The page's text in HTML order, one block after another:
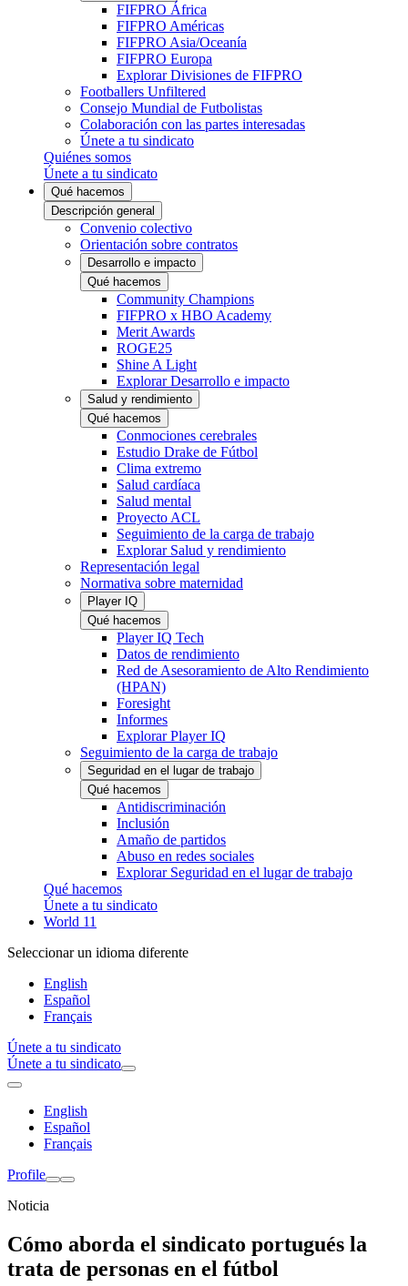
FIFPRO África
FIFPRO Américas
FIFPRO Asia/Oceanía
FIFPRO Europa
Explorar Divisiones de FIFPRO
Footballers Unfiltered
Consejo Mundial de Futbolistas
Colaboración con las partes interesadas
Únete a tu sindicato
Quiénes somos
Únete a tu sindicato
Qué hacemos
Descripción general
Convenio colectivo
Orientación sobre contratos
Desarrollo e impacto
Qué hacemos
Community Champions
FIFPRO x HBO Academy
Merit Awards
ROGE25
Shine A Light
Explorar Desarrollo e impacto
Salud y rendimiento
Qué hacemos
Conmociones cerebrales
Estudio Drake de Fútbol
Clima extremo
Salud cardíaca
Salud mental
Proyecto ACL
Seguimiento de la carga de trabajo
Explorar Salud y rendimiento
Representación legal
Normativa sobre maternidad
Player IQ
Qué hacemos
Player IQ Tech
Datos de rendimiento
Red de Asesoramiento de Alto Rendimiento
(HPAN)
Foresight
Informes
Explorar Player IQ
Seguimiento de la carga de trabajo
Seguridad en el lugar de trabajo
Qué hacemos
Antidiscriminación
Inclusión
Amaño de partidos
Abuso en redes sociales
Explorar Seguridad en el lugar de trabajo
Qué hacemos
Únete a tu sindicato
World 11
Seleccionar un idioma diferente
English
Español
Français
Únete a tu sindicato
Únete a tu sindicato
English
Español
Français
Profile
Noticia
Cómo aborda el sindicato portugués la
trata de personas en el fútbol